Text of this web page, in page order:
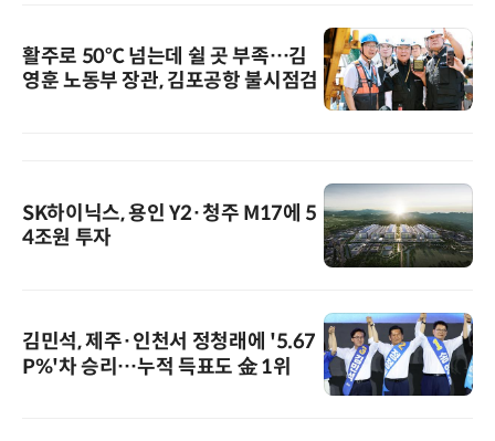
활주로 50℃ 넘는데 쉴 곳 부족…김
영훈 노동부 장관, 김포공항 불시점검
SK하이닉스, 용인 Y2·청주 M17에 5
4조원 투자
김민석, 제주·인천서 정청래에 '5.67
P%'차 승리…누적 득표도 金 1위